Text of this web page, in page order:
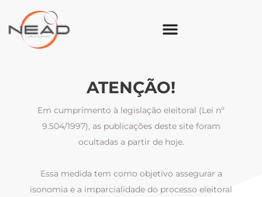
ATENÇÃO!
Em cumprimento à legislação eleitoral (Lei nº
9.504/1997), as publicações deste site foram
ocultadas a partir de hoje.
Essa medida tem como objetivo assegurar a
isonomia e a imparcialidade do processo eleitoral